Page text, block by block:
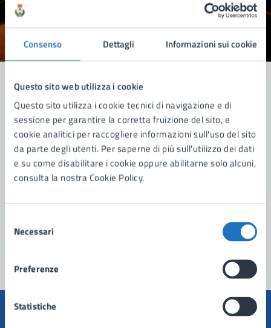
Consenso Dettagli Informazioni sui cookie
Questo sito web utilizza i cookie
Questo sito utilizza i cookie tecnici di navigazione e di
sessione per garantire la corretta fruizione del sito, e
cookie analitici per raccogliere informazioni sull'uso del sito
da parte degli utenti. Per saperne di più sull'utilizzo dei dati
e su come disabilitare i cookie oppure abilitarne solo alcuni,
consulta la nostra Cookie Policy.
delNecessari
Preferenze
Statistiche
Valuta 5 stelle su 5
Valuta 4 stelle su 5
Valuta 3 stelle su 5
Valuta 2 stelle su 5
Valuta 1 stelle su 5
Contatta il comune
Leggi le domande frequenti
Richiedi assistenza
Prenota appuntamento